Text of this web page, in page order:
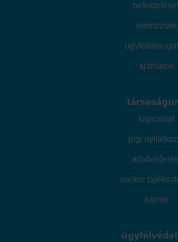
elemzések
ajánlatok
kapcsolat
jogi
cookie
karrier